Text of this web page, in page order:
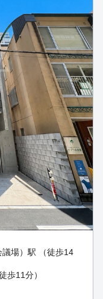
場）駅 （徒歩14
歩11分）